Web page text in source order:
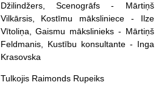
Džilindžers, Scenogrāfs - Mārtiņš
Vilkārsis, Kostīmu māksliniece - Ilze
Vītoliņa, Gaismu mākslinieks - Mārtiņš
Feldmanis, Kustību konsultante - Inga
Krasovska
Tulkojis Raimonds Rupeiks